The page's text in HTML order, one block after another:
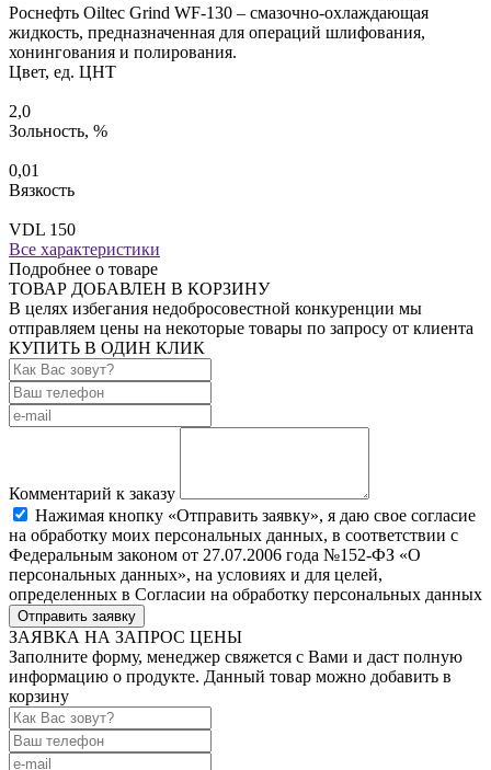
Роснефть Oiltec Grind WF-130 – смазочно-охлаждающая
жидкость, предназначенная для операций шлифования,
хонингования и полирования.
Цвет, ед. ЦНТ
2,0
Зольность, %
0,01
Вязкость
VDL 150
Все характеристики
Подробнее о товаре
ТОВАР ДОБАВЛЕН В КОРЗИНУ
В целях избегания недобросовестной конкуренции мы
отправляем цены на некоторые товары по запросу от клиента
КУПИТЬ В ОДИН КЛИК
Комментарий к заказу
Нажимая кнопку «Отправить заявку», я даю свое согласие
на обработку моих персональных данных, в соответствии с
Федеральным законом от 27.07.2006 года №152-ФЗ «О
персональных данных», на условиях и для целей,
определенных в Согласии на обработку персональных данных
Отправить заявку
ЗАЯВКА НА ЗАПРОС ЦЕНЫ
Заполните форму, менеджер свяжется с Вами и даст полную
информацию о продукте. Данный товар можно добавить в
корзину